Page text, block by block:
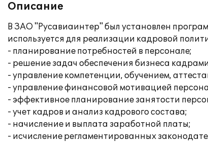
Описание
В ЗАО "Русавиаинтер" был установлен
используется для реализации кадровой
- планирование потребностей в персонале;
- решение задач обеспечения бизнеса
- управление компетенции, обучением,
- управление финансовой мотивацией
- эффективное планирование занятости
- учет кадров и анализ кадрового состава;
- начисление и выплата заработной платы;
- исчисление регламентированных